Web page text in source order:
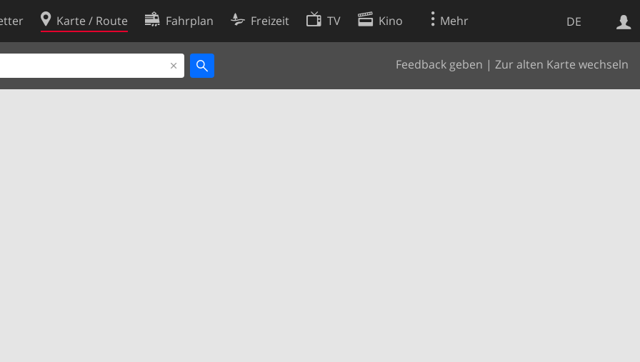
DE
Karte / Route Fahrplan Freizeit TV Kino Mehr
Feedback geben | Zur alten Karte wechseln
Websuche
Cookie-Richtlinie
Cookie-Einstellungen